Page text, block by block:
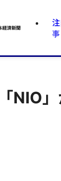
事
NIO